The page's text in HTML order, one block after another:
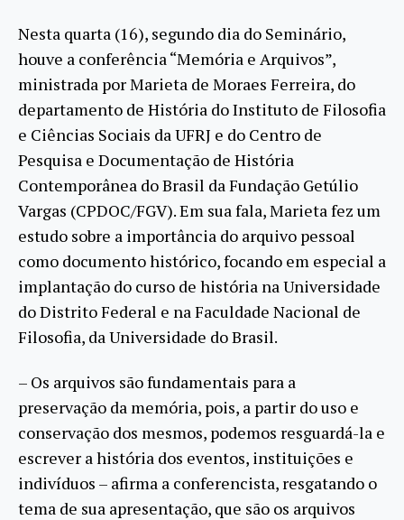
Nesta quarta (16), segundo dia do Seminário,
houve a conferência “Memória e Arquivos”,
ministrada por Marieta de Moraes Ferreira, do
departamento de História do Instituto de Filosofia
e Ciências Sociais da UFRJ e do Centro de
Pesquisa e Documentação de História
Contemporânea do Brasil da Fundação Getúlio
Vargas (CPDOC/FGV). Em sua fala, Marieta fez um
estudo sobre a importância do arquivo pessoal
como documento histórico, focando em especial a
implantação do curso de história na Universidade
do Distrito Federal e na Faculdade Nacional de
Filosofia, da Universidade do Brasil.
– Os arquivos são fundamentais para a
preservação da memória, pois, a partir do uso e
conservação dos mesmos, podemos resguardá-la e
escrever a história dos eventos, instituições e
indivíduos – afirma a conferencista, resgatando o
tema de sua apresentação, que são os arquivos